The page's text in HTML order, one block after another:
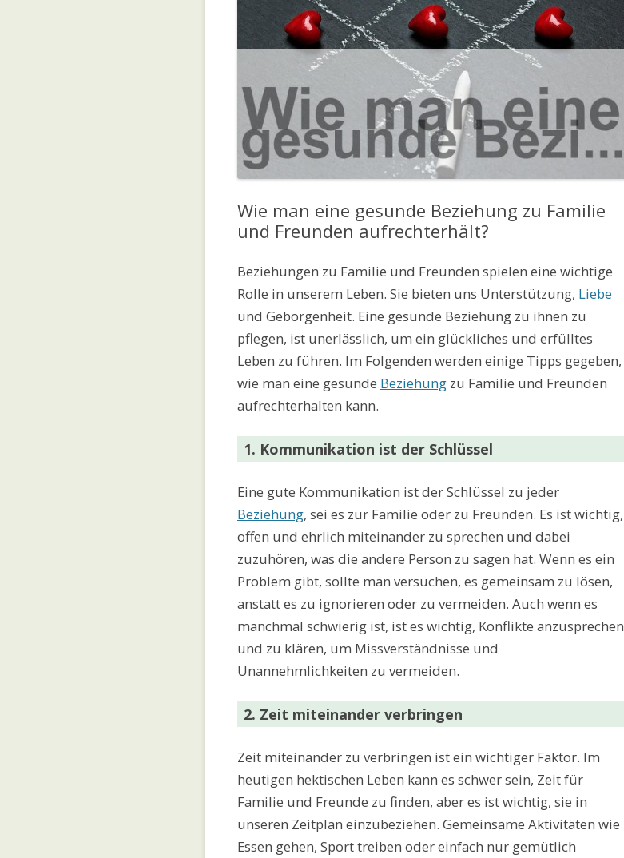
Wie man eine gesunde Beziehung zu Familie
und Freunden aufrechterhält?
Beziehungen zu Familie und Freunden spielen eine wichtige
Rolle in unserem Leben. Sie bieten uns Unterstützung, Liebe
und Geborgenheit. Eine gesunde Beziehung zu ihnen zu
pflegen, ist unerlässlich, um ein glückliches und erfülltes
Leben zu führen. Im Folgenden werden einige Tipps gegeben,
wie man eine gesunde Beziehung zu Familie und Freunden
aufrechterhalten kann.
1. Kommunikation ist der Schlüssel
Eine gute Kommunikation ist der Schlüssel zu jeder
Beziehung, sei es zur Familie oder zu Freunden. Es ist wichtig,
offen und ehrlich miteinander zu sprechen und dabei
zuzuhören, was die andere Person zu sagen hat. Wenn es ein
Problem gibt, sollte man versuchen, es gemeinsam zu lösen,
anstatt es zu ignorieren oder zu vermeiden. Auch wenn es
manchmal schwierig ist, ist es wichtig, Konflikte anzusprechen
und zu klären, um Missverständnisse und
Unannehmlichkeiten zu vermeiden.
2. Zeit miteinander verbringen
Zeit miteinander zu verbringen ist ein wichtiger Faktor. Im
heutigen hektischen Leben kann es schwer sein, Zeit für
Familie und Freunde zu finden, aber es ist wichtig, sie in
unseren Zeitplan einzubeziehen. Gemeinsame Aktivitäten wie
Essen gehen, Sport treiben oder einfach nur gemütlich